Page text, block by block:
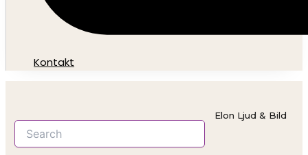
Kontakt
Elon Ljud & Bild